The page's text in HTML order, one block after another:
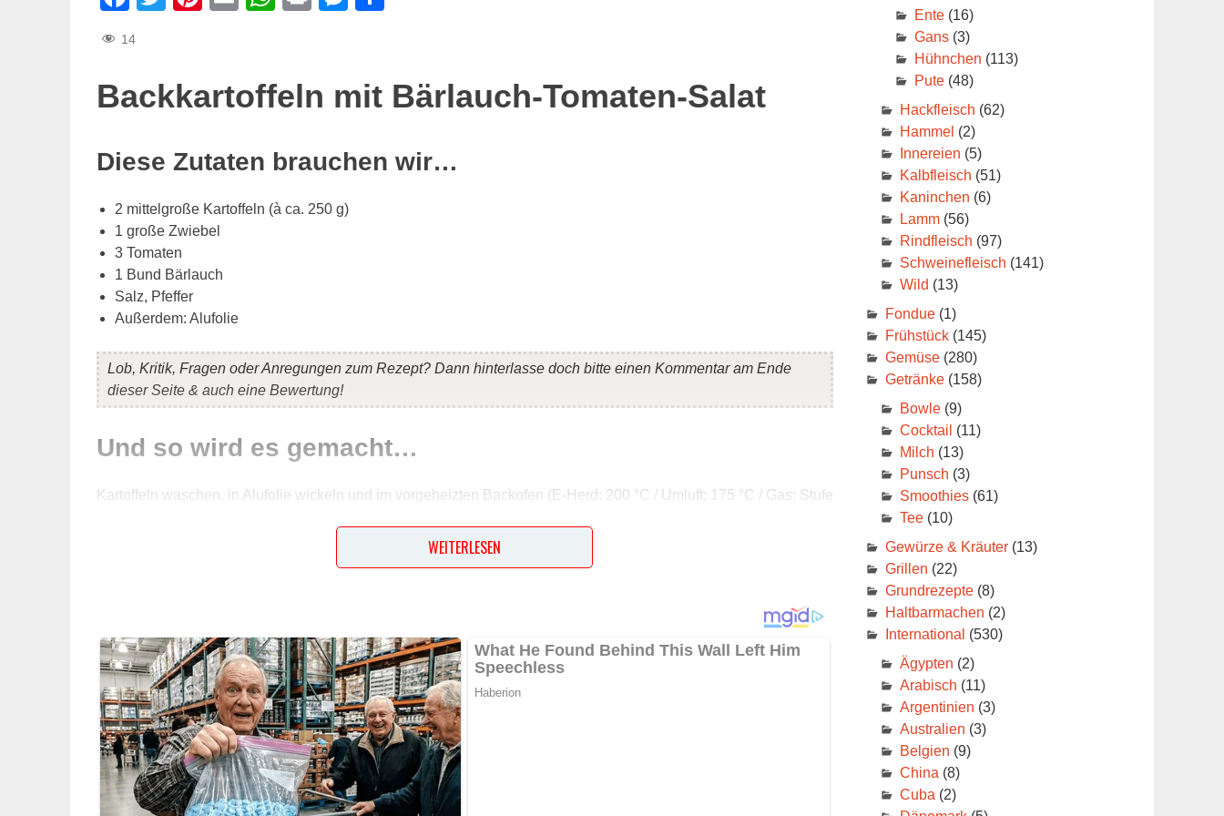
14
Backkartoffeln mit Bärlauch-Tomaten-Salat
Diese Zutaten brauchen wir…
2 mittelgroße Kartoffeln (à ca. 250 g)
1 große Zwiebel
3 Tomaten
1 Bund Bärlauch
Salz, Pfeffer
Außerdem: Alufolie
Lob, Kritik, Fragen oder Anregungen zum Rezept? Dann hinterlasse doch bitte einen Kommentar am Ende
dieser Seite & auch eine Bewertung!
Und so wird es gemacht…
Kartoffeln waschen, in Alufolie wickeln und im vorgeheizten Backofen (E-Herd: 200 °C / Umluft: 175 °C / Gas: Stufe
schneiden. Bärlauch waschen, trocken schütteln und in feine Streifen schneiden. Zwiebel, Tomate und Bärlauch
mischen. Mit Salz und Pfeffer kräftig abschmecken. Kartoffeln herausnehmen, aus der Folie wickeln, etwas
WEITERLESEN
Ente(16)
Gans(3)
Hühnchen (113)
Pute(48)
Hackfleisch (62)
Hammel (2)
Innereien (5)
Kalbfleisch (51)
Kaninchen (6)
Lamm(56)
Rindfleisch (97)
Schweinefleisch (141)
Wild (13)
Fondue(1)
Frühstück(145)
Gemüse(280)
Getränke(158)
Bowle(9)
Cocktail (11)
Milch (13)
Punsch (3)
Smoothies(61)
Tee(10)
Gewürze & Kräuter(13)
Grillen (22)
Grundrezepte(8)
Haltbarmachen (2)
International (530)
Ägypten (2)
Arabisch (11)
Argentinien (3)
Australien (3)
Belgien (9)
China (8)
Cuba (2)